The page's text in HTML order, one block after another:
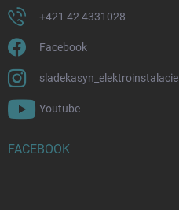
+421 42 4331028
Facebook
sladekasyn_elektroinstalacie
Youtube
FACEBOOK